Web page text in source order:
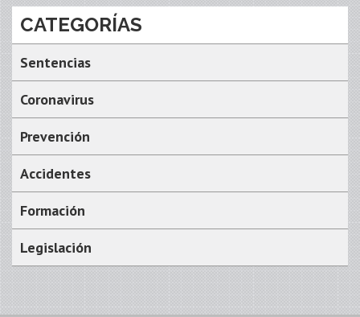
CATEGORÍAS
Sentencias
Coronavirus
Prevención
Accidentes
Formación
Legislación